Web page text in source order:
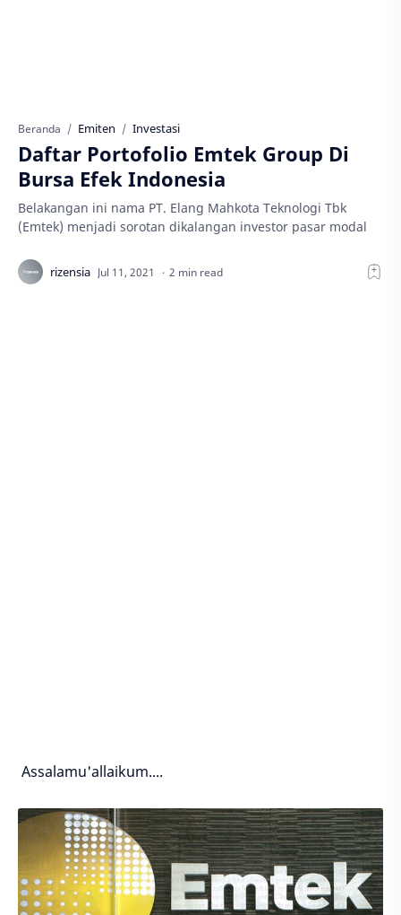
Beranda Emiten Investasi
Daftar Portofolio Emtek Group Di
Bursa Efek Indonesia
Belakangan ini nama PT. Elang Mahkota Teknologi Tbk
(Emtek) menjadi sorotan dikalangan investor pasar modal
2 min read
Assalamu'allaikum....